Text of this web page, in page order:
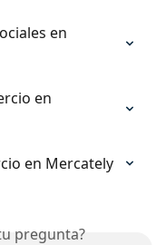
en
en
en Mercately
pregunta?